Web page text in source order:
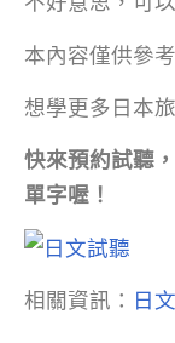
本內容僅供參
想學更多日本
快來預約試聽
單字喔！
相關資訊： 日